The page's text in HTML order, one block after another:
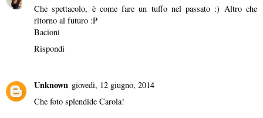
Che spettacolo, è come fare un tuffo nel passato :) Altro che
ritorno al futuro :P
Bacioni
Rispondi
Unknown giovedì, 12 giugno, 2014
Che foto splendide Carola!